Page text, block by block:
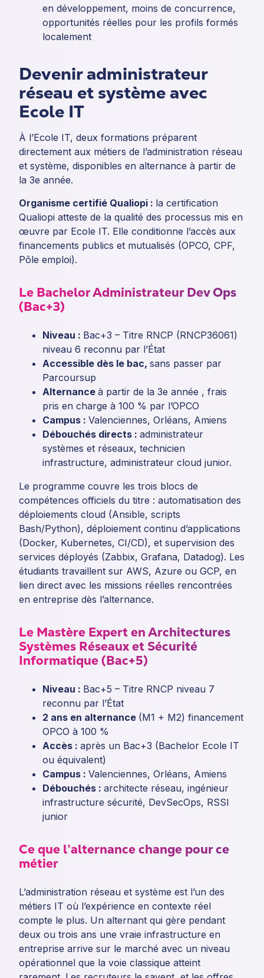
en développement, moins de concurrence,
opportunités réelles pour les profils formés
localement
Devenir administrateur
réseau et système avec
Ecole IT
À l’Ecole IT, deux formations préparent
directement aux métiers de l’administration réseau
et système, disponibles en alternance à partir de
la 3e année.
Organisme certifié Qualiopi : la certification
Qualiopi atteste de la qualité des processus mis en
œuvre par Ecole IT. Elle conditionne l’accès aux
financements publics et mutualisés (OPCO, CPF,
Pôle emploi).
Le Bachelor Administrateur Dev Ops
(Bac+3)
Niveau : Bac+3 – Titre RNCP (RNCP36061)
niveau 6 reconnu par l’État
Accessible dès le bac, sans passer par
Parcoursup
Alternance à partir de la 3e année , frais
pris en charge à 100 % par l’OPCO
Campus : Valenciennes, Orléans, Amiens
Débouchés directs : administrateur
systèmes et réseaux, technicien
infrastructure, administrateur cloud junior.
Le programme couvre les trois blocs de
compétences officiels du titre : automatisation des
déploiements cloud (Ansible, scripts
Bash/Python), déploiement continu d’applications
(Docker, Kubernetes, CI/CD), et supervision des
services déployés (Zabbix, Grafana, Datadog). Les
étudiants travaillent sur AWS, Azure ou GCP, en
lien direct avec les missions réelles rencontrées
en entreprise dès l’alternance.
Le Mastère Expert en Architectures
Systèmes Réseaux et Sécurité
Informatique (Bac+5)
Niveau : Bac+5 – Titre RNCP niveau 7
reconnu par l’État
2 ans en alternance (M1 + M2) financement
OPCO à 100 %
Accès : après un Bac+3 (Bachelor Ecole IT
ou équivalent)
Campus : Valenciennes, Orléans, Amiens
Débouchés : architecte réseau, ingénieur
infrastructure sécurité, DevSecOps, RSSI
junior
Ce que l’alternance change pour ce
métier
L’administration réseau et système est l’un des
métiers IT où l’expérience en contexte réel
compte le plus. Un alternant qui gère pendant
deux ou trois ans une vraie infrastructure en
entreprise arrive sur le marché avec un niveau
opérationnel que la voie classique atteint